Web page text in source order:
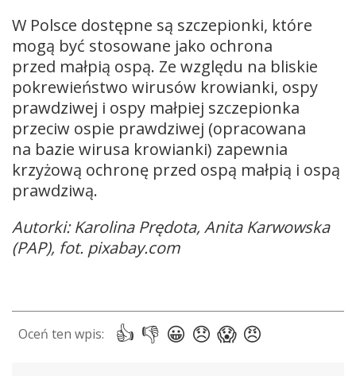
W Polsce dostępne są szczepionki, które
mogą być stosowane jako ochrona
przed małpią ospą. Ze względu na bliskie
pokrewieństwo wirusów krowianki, ospy
prawdziwej i ospy małpiej szczepionka
przeciw ospie prawdziwej (opracowana
na bazie wirusa krowianki) zapewnia
krzyżową ochronę przed ospą małpią i ospą
prawdziwą.
Autorki: Karolina Prędota, Anita Karwowska
(PAP), fot. pixabay.com